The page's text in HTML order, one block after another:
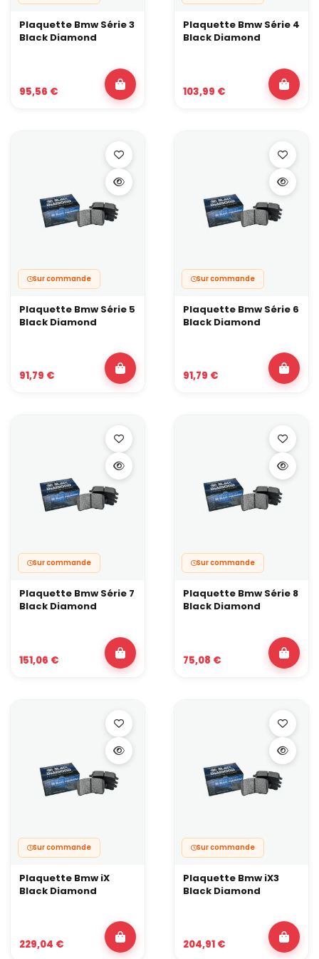
Plaquette Bmw Série 3
Black Diamond
95,56 €
Plaquette Bmw Série 4
Black Diamond
103,99 €
Sur commande
Plaquette Bmw Série 5
Black Diamond
91,79 €
Sur commande
Plaquette Bmw Série 6
Black Diamond
91,79 €
Sur commande
Plaquette Bmw Série 7
Black Diamond
151,06 €
Sur commande
Plaquette Bmw Série 8
Black Diamond
75,08 €
Sur commande
Plaquette Bmw iX
Black Diamond
229,04 €
Sur commande
Plaquette Bmw iX3
Black Diamond
204,91 €